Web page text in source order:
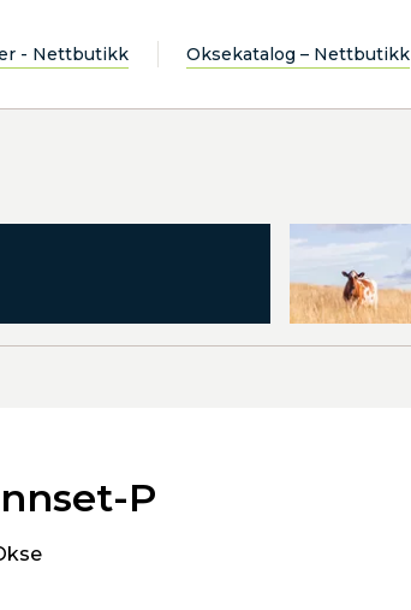
- Nettbutikk Oksekatalog – Nettbutikk
P